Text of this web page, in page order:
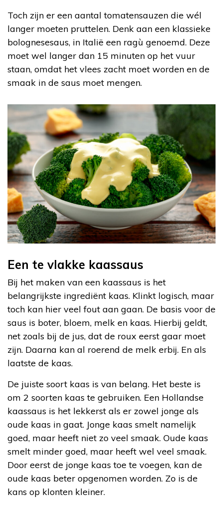
Toch zijn er een aantal tomatensauzen die wél
langer moeten pruttelen. Denk aan een klassieke
bolognesesaus, in Italië een ragù genoemd. Deze
moet wel langer dan 15 minuten op het vuur
staan, omdat het vlees zacht moet worden en de
smaak in de saus moet mengen.
Een te vlakke kaassaus
Bij het maken van een kaassaus is het
belangrijkste ingrediënt kaas. Klinkt logisch, maar
toch kan hier veel fout aan gaan. De basis voor de
saus is boter, bloem, melk en kaas. Hierbij geldt,
net zoals bij de jus, dat de roux eerst gaar moet
zijn. Daarna kan al roerend de melk erbij. En als
laatste de kaas.
De juiste soort kaas is van belang. Het beste is
om 2 soorten kaas te gebruiken. Een Hollandse
kaassaus is het lekkerst als er zowel jonge als
oude kaas in gaat. Jonge kaas smelt namelijk
goed, maar heeft niet zo veel smaak. Oude kaas
smelt minder goed, maar heeft wel veel smaak.
Door eerst de jonge kaas toe te voegen, kan de
oude kaas beter opgenomen worden. Zo is de
kans op klonten kleiner.